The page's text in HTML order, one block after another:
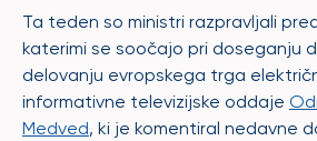
Ta teden so ministri razpravljali
katerimi se soočajo pri doseganju
delovanju evropskega trga
informativne televizijske oddaje
Medved, ki je komentiral nedavne